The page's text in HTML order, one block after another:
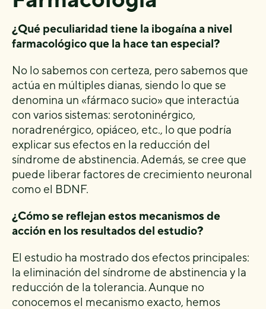
¿Qué peculiaridad tiene la ibogaína a nivel
farmacológico que la hace tan especial?
No lo sabemos con certeza, pero sabemos que
actúa en múltiples dianas, siendo lo que se
denomina un «fármaco sucio» que interactúa
con varios sistemas: serotoninérgico,
noradrenérgico, opiáceo, etc., lo que podría
explicar sus efectos en la reducción del
síndrome de abstinencia. Además, se cree que
puede liberar factores de crecimiento neuronal
como el BDNF.
¿Cómo se reflejan estos mecanismos de
acción en los resultados del estudio?
El estudio ha mostrado dos efectos principales:
la eliminación del síndrome de abstinencia y la
reducción de la tolerancia. Aunque no
conocemos el mecanismo exacto, hemos